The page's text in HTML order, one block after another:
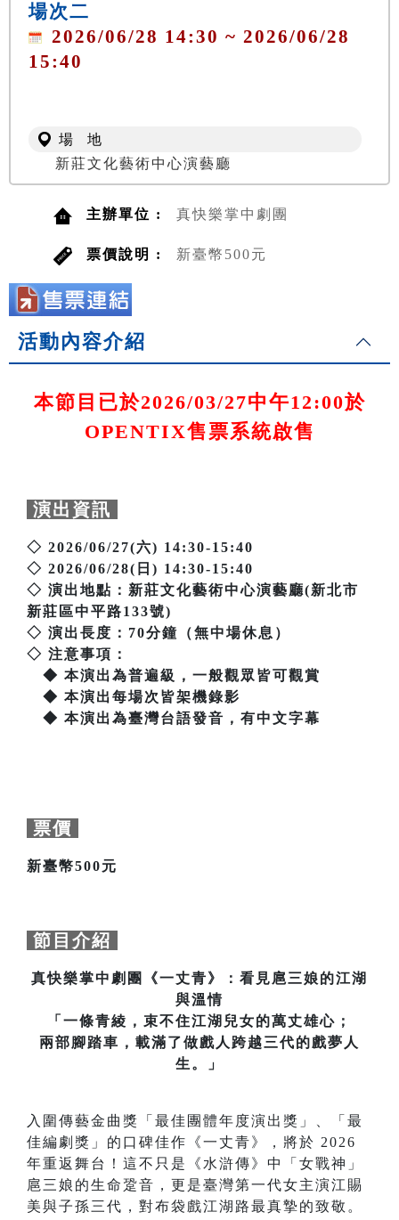
場次二
2026/06/28 14:30 ~ 2026/06/28
15:40
場 地
新莊文化藝術中心演藝廳
主辦單位 : 真快樂掌中劇團
票價說明 : 新臺幣500元
活動內容介紹
本節目已於2026/03/27中午12:00於
OPENTIX售票系統啟售
演出資訊
◇ 2026/06/27(六) 14:30-15:40
◇ 2026/06/28(日) 14:30-15:40
◇ 演出地點：新莊文化藝術中心演藝廳(新北市
新莊區中平路133號)
◇ 演出長度：70分鐘（無中場休息）
◇ 注意事項：
◆ 本演出為普遍級，一般觀眾皆可觀賞
◆ 本演出每場次皆架機錄影
◆ 本演出為臺灣台語發音，有中文字幕
票價
新臺幣500元
節目介紹
真快樂掌中劇團《一丈青》：看見扈三娘的江湖
與溫情
「一條青綾，束不住江湖兒女的萬丈雄心；
兩部腳踏車，載滿了做戲人跨越三代的戲夢人
生。」
入圍傳藝金曲獎「最佳團體年度演出獎」、「最
佳編劇獎」的口碑佳作《一丈青》，將於 2026
年重返舞台！這不只是《水滸傳》中「女戰神」
扈三娘的生命跫音，更是臺灣第一代女主演江賜
美與子孫三代，對布袋戲江湖路最真摯的致敬。